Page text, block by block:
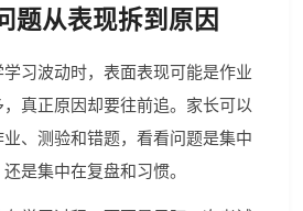
题从表现拆到原因
习波动时，表面表现可能是作业
真正原因却要往前追。家长可以
、测验和错题，看看问题是集中
是集中在复盘和习惯。